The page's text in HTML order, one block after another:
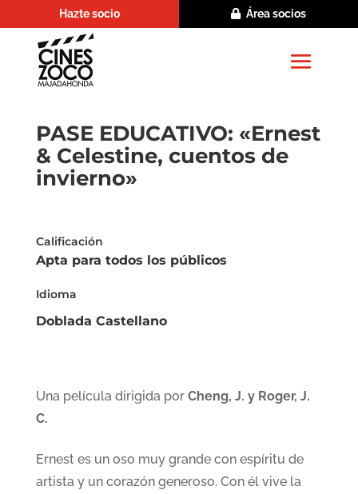
Hazte socio Área socios
PASE EDUCATIVO: «Ernest
& Celestine, cuentos de
invierno»
Calificación
Apta para todos los públicos
Idioma
Doblada Castellano
Una película dirigida por Cheng, J. y Roger, J.
C.
Ernest es un oso muy grande con espíritu de
artista y un corazón generoso. Con él vive la